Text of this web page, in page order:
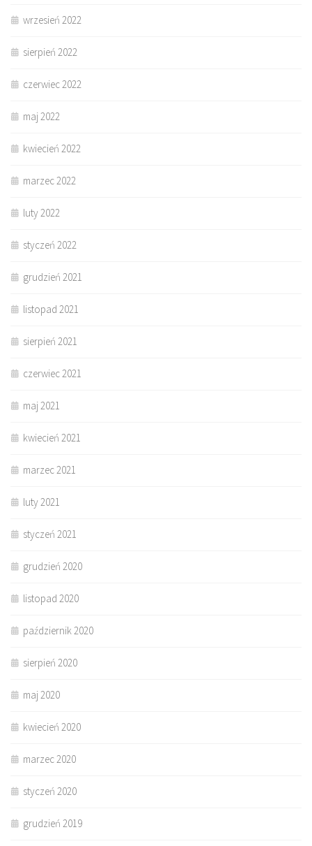
wrzesień 2022
sierpień 2022
czerwiec 2022
maj 2022
kwiecień 2022
marzec 2022
luty 2022
styczeń 2022
grudzień 2021
listopad 2021
sierpień 2021
czerwiec 2021
maj 2021
kwiecień 2021
marzec 2021
luty 2021
styczeń 2021
grudzień 2020
listopad 2020
październik 2020
sierpień 2020
maj 2020
kwiecień 2020
marzec 2020
styczeń 2020
grudzień 2019